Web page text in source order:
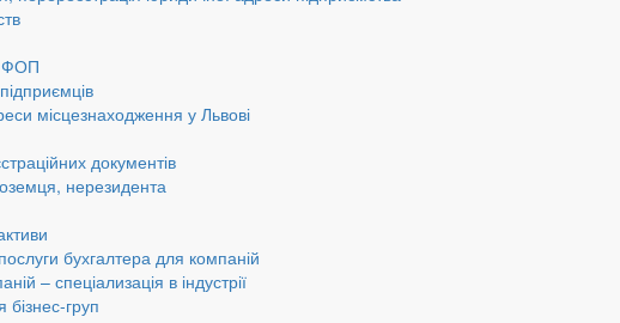
ФОП
місцезнаходження у Львові
документів
нерезидента
бухгалтера для компаній
– спеціализація в індустрії
бізнес-груп